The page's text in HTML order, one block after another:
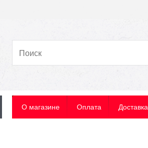
О магазине Оплата Доставка